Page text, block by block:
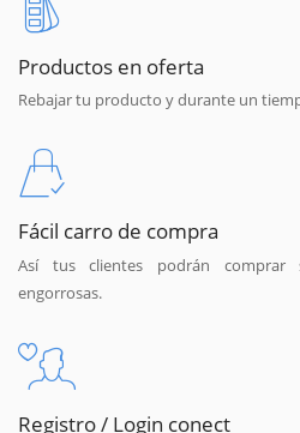
Productos en oferta
Rebajar tu producto y durante un
Fácil carro de compra
Así tus clientes podrán comprar
engorrosas.
Registro / Login conect